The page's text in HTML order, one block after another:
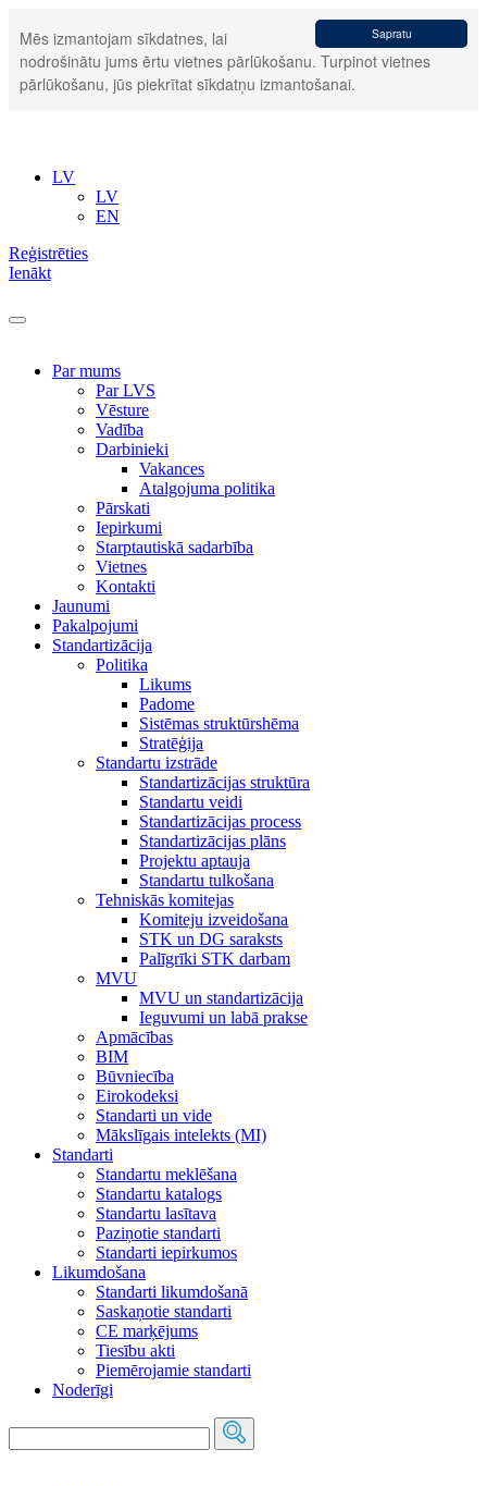
Sapratu
Mēs izmantojam sīkdatnes, lai
nodrošinātu jums ērtu vietnes pārlūkošanu. Turpinot vietnes
pārlūkošanu, jūs piekrītat sīkdatņu izmantošanai.
LV
LV
EN
Reģistrēties
Ienākt
Par mums
Par LVS
Vēsture
Vadība
Darbinieki
Vakances
Atalgojuma politika
Pārskati
Iepirkumi
Starptautiskā sadarbība
Vietnes
Kontakti
Jaunumi
Pakalpojumi
Standartizācija
Politika
Likums
Padome
Sistēmas struktūrshēma
Stratēģija
Standartu izstrāde
Standartizācijas struktūra
Standartu veidi
Standartizācijas process
Standartizācijas plāns
Projektu aptauja
Standartu tulkošana
Tehniskās komitejas
Komiteju izveidošana
STK un DG saraksts
Palīgrīki STK darbam
MVU
MVU un standartizācija
Ieguvumi un labā prakse
Apmācības
BIM
Būvniecība
Eirokodeksi
Standarti un vide
Mākslīgais intelekts (MI)
Standarti
Standartu meklēšana
Standartu katalogs
Standartu lasītava
Paziņotie standarti
Standarti iepirkumos
Likumdošana
Standarti likumdošanā
Saskaņotie standarti
CE marķējums
Tiesību akti
Piemērojamie standarti
Noderīgi